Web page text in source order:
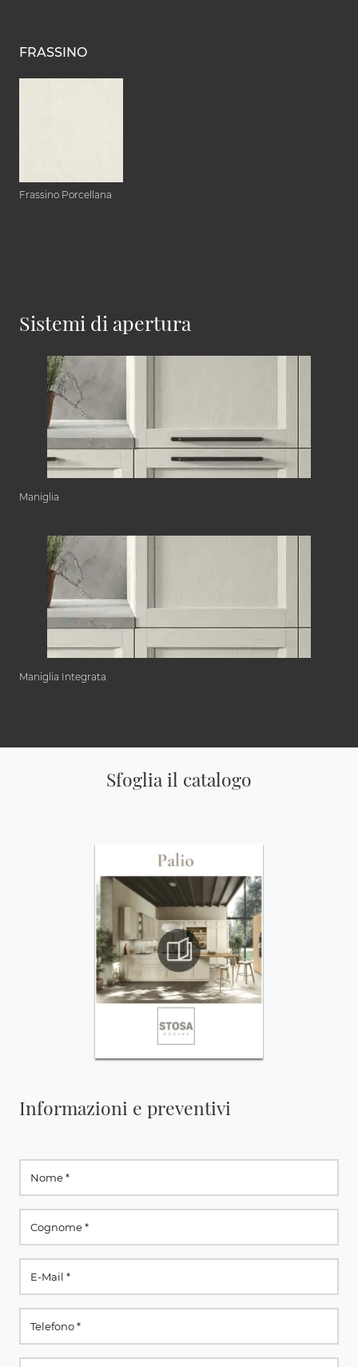
FRASSINO
Frassino Porcellana
Sistemi di apertura
Maniglia
Maniglia Integrata
Sfoglia il catalogo
Informazioni e preventivi